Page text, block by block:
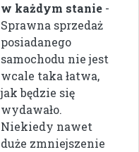
w każdym stanie -
Sprawna sprzedaż
posiadanego
samochodu nie jest
wcale taka łatwa,
jak będzie się
wydawało.
Niekiedy nawet
duże zmniejszenie